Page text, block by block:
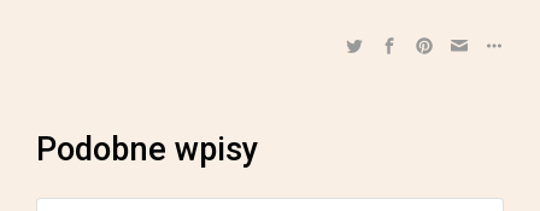
Podobne wpisy